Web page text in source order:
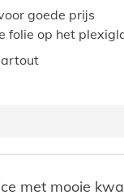
goede prijs
folie op het
met mooie